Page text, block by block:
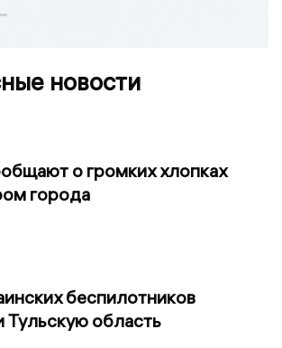
новости
о громких хлопках
города
беспилотников
Тульскую область